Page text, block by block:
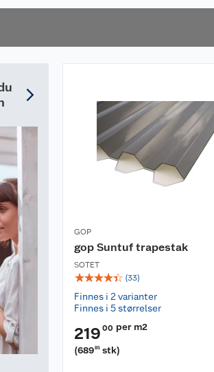
GOP
gop Suntuf trapestak
SOTET
☆☆☆☆☆ (33)
Finnes i 2 varianter
Finnes i 5 størrelser
219 00 per m2
(68985 stk)